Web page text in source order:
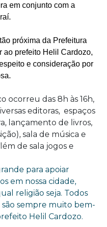
em conjunto com a
próxima da Prefeitura
ao prefeito Helil Cardozo,
e consideração por
ocorreu das 8h às 16h,
editoras, espaços
lançamento de livros,
sala de música e
de sala jogos e
para apoiar
em nossa cidade,
religião seja. Todos
sempre muito bem-
Helil Cardozo.